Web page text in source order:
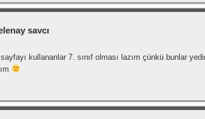
savcı
kullananlar 7. sınıf olması lazım çünkü bunlar